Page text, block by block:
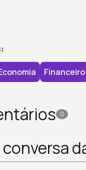
Financeiro
0